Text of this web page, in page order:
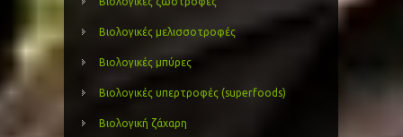
Βιολογικές μελισσοτροφές
Βιολογικές μπύρες
Βιολογικές υπερτροφές (superfoods)
Βιολογική ζάχαρη